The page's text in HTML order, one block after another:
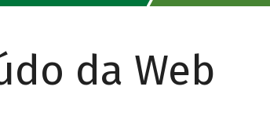
da Web